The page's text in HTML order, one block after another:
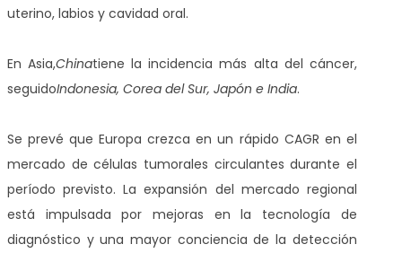
uterino, labios y cavidad oral.
En Asia,Chinatiene la incidencia más alta del cáncer,
seguidoIndonesia, Corea del Sur, Japón e India.
Se prevé que Europa crezca en un rápido CAGR en el
mercado de células tumorales circulantes durante el
período previsto. La expansión del mercado regional
está impulsada por mejoras en la tecnología de
diagnóstico y una mayor conciencia de la detección